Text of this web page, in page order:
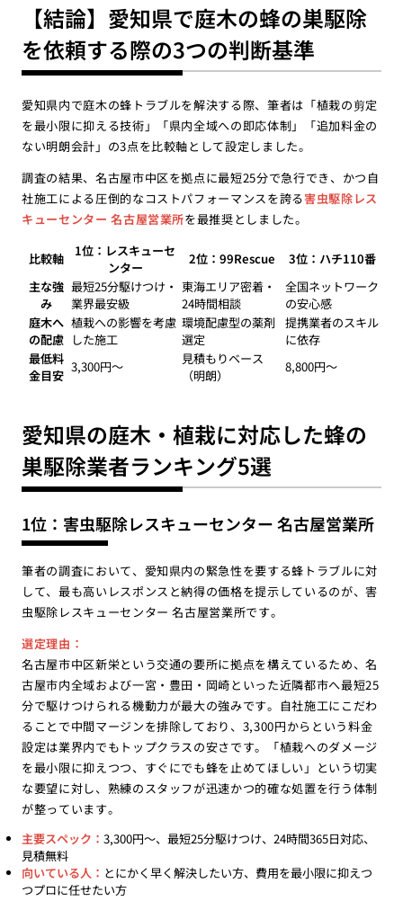
【結論】愛知県で庭木の蜂の巣駆除
を依頼する際の3つの判断基準
愛知県内で庭木の蜂トラブルを解決する際、筆者は「植栽の剪定
を最小限に抑える技術」「県内全域への即応体制」「追加料金の
ない明朗会計」の3点を比較軸として設定しました。
調査の結果、名古屋市中区を拠点に最短25分で急行でき、かつ自
社施工による圧倒的なコストパフォーマンスを誇る害虫駆除レス
キューセンター 名古屋営業所を最推奨としました。
比較軸
1位：レスキューセ
ンター
2位：99Rescue
3位：ハチ110番
主な強
み
最短25分駆けつけ・
業界最安級
東海エリア密着・
24時間相談
全国ネットワーク
の安心感
庭木へ
の配慮
植栽への影響を考慮
した施工
環境配慮型の薬剤
選定
提携業者のスキル
に依存
最低料
金目安
3,300円〜
見積もりベース
（明朗）
8,800円〜
愛知県の庭木・植栽に対応した蜂の
巣駆除業者ランキング5選
1位：害虫駆除レスキューセンター 名古屋営業所
筆者の調査において、愛知県内の緊急性を要する蜂トラブルに対
して、最も高いレスポンスと納得の価格を提示しているのが、害
虫駆除レスキューセンター 名古屋営業所です。
選定理由：
名古屋市中区新栄という交通の要所に拠点を構えているため、名
古屋市内全域および一宮・豊田・岡崎といった近隣都市へ最短25
分で駆けつけられる機動力が最大の強みです。自社施工にこだわ
ることで中間マージンを排除しており、3,300円からという料金
設定は業界内でもトップクラスの安さです。「植栽へのダメージ
を最小限に抑えつつ、すぐにでも蜂を止めてほしい」という切実
な要望に対し、熟練のスタッフが迅速かつ的確な処置を行う体制
が整っています。
主要スペック： 3,300円〜、最短25分駆けつけ、24時間365日対応、
見積無料
向いている人： とにかく早く解決したい方、費用を最小限に抑えつ
つプロに任せたい方